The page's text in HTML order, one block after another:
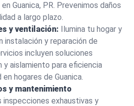
Guanica, PR. Prevenimos daños
a largo plazo.
y ventilación: Ilumina tu hogar y
instalación y reparación de
incluyen soluciones
y aislamiento para eficiencia
hogares de Guanica.
y mantenimiento
inspecciones exhaustivas y